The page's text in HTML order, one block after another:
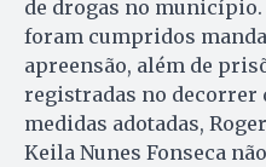
de drogas no
foram cumpridos
apreensão, além de
registradas no decorrer
medidas adotadas,
Keila Nunes Fonseca